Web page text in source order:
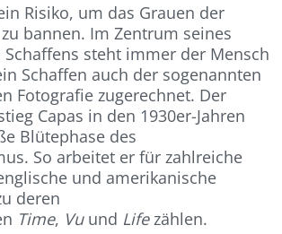
Risiko, um das Grauen der
bannen. Im Zentrum seines
steht immer der Mensch
Schaffen auch der sogenannten
Fotografie zugerechnet. Der
Capas in den 1930er-Jahren
Blütephase des
So arbeitet er für zahlreiche
und amerikanische
deren
Time, Vuund Lifezählen.